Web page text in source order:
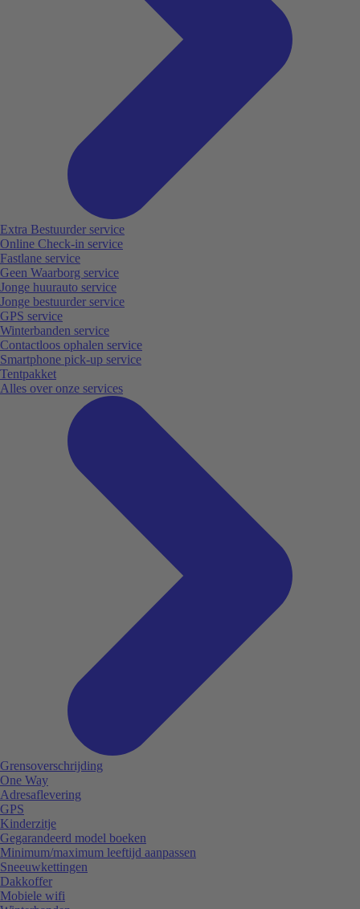
Extra Bestuurder service
Online Check-in service
Fastlane service
Geen Waarborg service
Jonge huurauto service
Jonge bestuurder service
GPS service
Winterbanden service
Contactloos ophalen service
Smartphone pick-up service
Tentpakket
Alles over onze services
Grensoverschrijding
One Way
Adresaflevering
GPS
Kinderzitje
Gegarandeerd model boeken
Minimum/maximum leeftijd aanpassen
Sneeuwkettingen
Dakkoffer
Mobiele wifi